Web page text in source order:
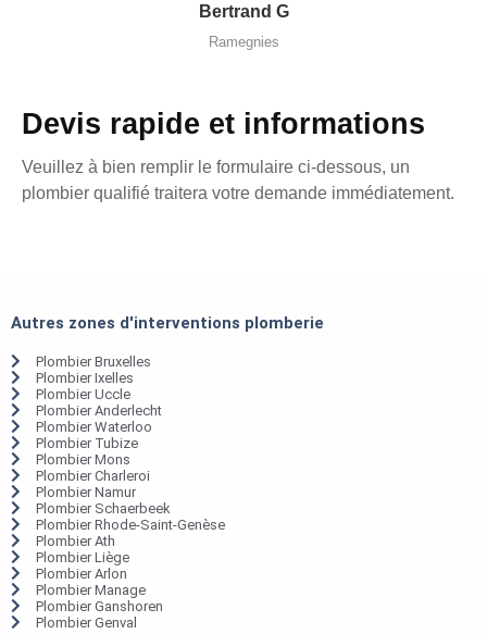
Bertrand G
Ramegnies
Devis rapide et informations
Veuillez à bien remplir le formulaire ci-dessous, un
plombier qualifié traitera votre demande immédiatement.
Autres zones d'interventions plomberie
Plombier Bruxelles
Plombier Ixelles
Plombier Uccle
Plombier Anderlecht
Plombier Waterloo
Plombier Tubize
Plombier Mons
Plombier Charleroi
Plombier Namur
Plombier Schaerbeek
Plombier Rhode-Saint-Genèse
Plombier Ath
Plombier Liège
Plombier Arlon
Plombier Manage
Plombier Ganshoren
Plombier Genval